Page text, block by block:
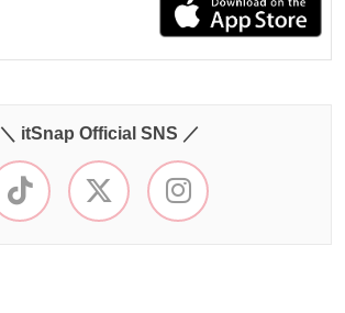
＼ itSnap Official SNS ／